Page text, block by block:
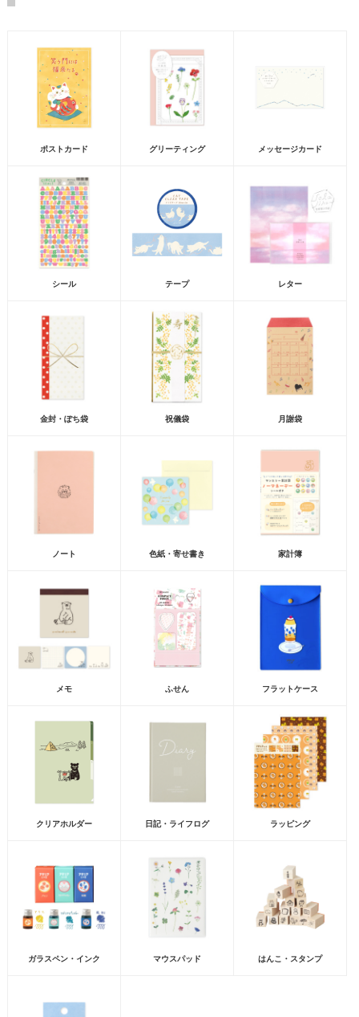
ポストカード グリーティング メッセージカード
シール テープ レター
金封・ぽち袋 祝儀袋 月謝袋
ノート 色紙・寄せ書き 家計簿
メモ ふせん フラットケース
クリアホルダー 日記・ライフログ ラッピング
ガラスペン・インク マウスパッド はんこ・スタンプ